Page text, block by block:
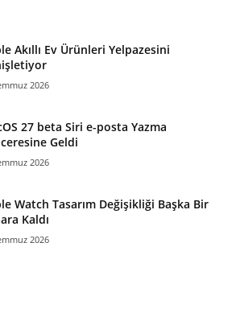
Akıllı Ev Ürünleri Yelpazesini
2026
27 beta Siri e-posta Yazma
Geldi
2026
Watch Tasarım Değişikliği Başka Bir
Kaldı
2026